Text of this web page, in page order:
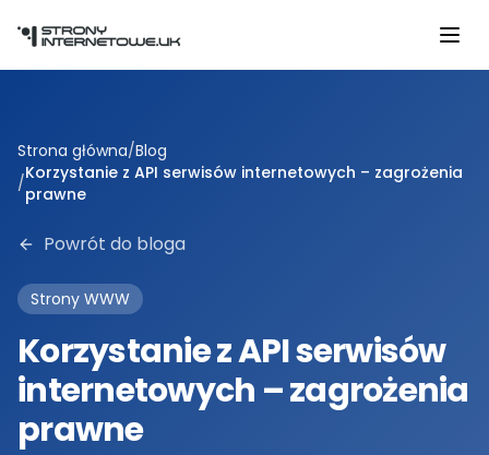
Strona główna/Blog
/Korzystanie z API serwisów internetowych – zagrożenia
prawne
Powrót do bloga
Strony WWW
Korzystanie z API serwisów
internetowych – zagrożenia
prawne